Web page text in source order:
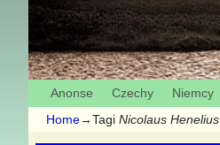
Anonse Czechy Niemcy
Home→Tagi Nicolaus Henelius